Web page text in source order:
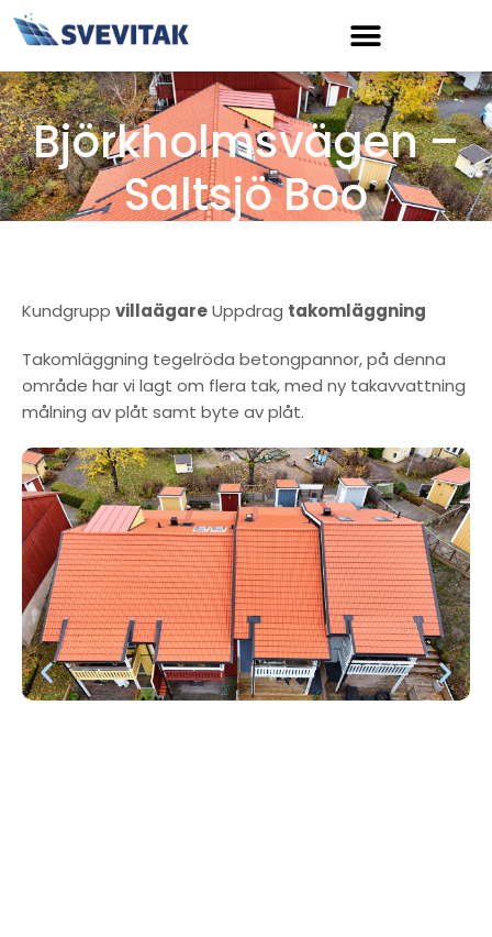
Hoppa
Björkholmsvägen –
Saltsjö Boo
Kundgrupp villaägareUppdrag takomläggning
Takomläggning tegelröda betongpannor, på denna
område har vi lagt om flera tak, med ny takavvattning
målning av plåt samt byte av plåt.